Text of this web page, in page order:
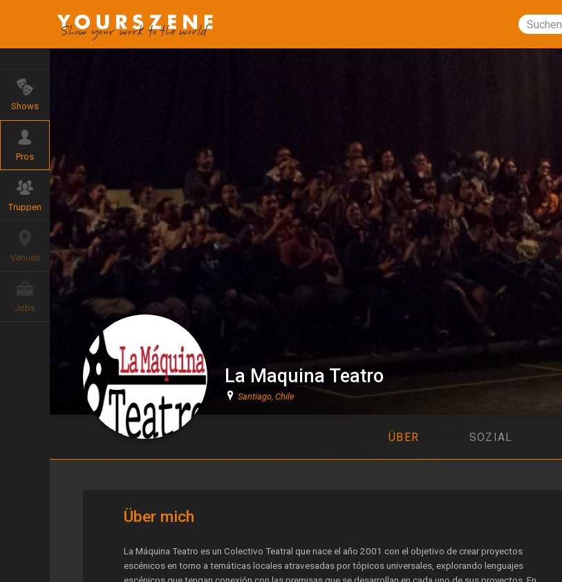
Suchen
Shows
Pros
Truppen
Venues
Jobs
La Maquina Teatro
Santiago, Chile
ÜBER SOZIAL
Über mich
La Máquina Teatro es un Colectivo Teatral que nace el año 2001 con el objetivo de crear proyectos
escénicos en torno a temáticas locales atravesadas por tópicos universales, explorando lenguajes